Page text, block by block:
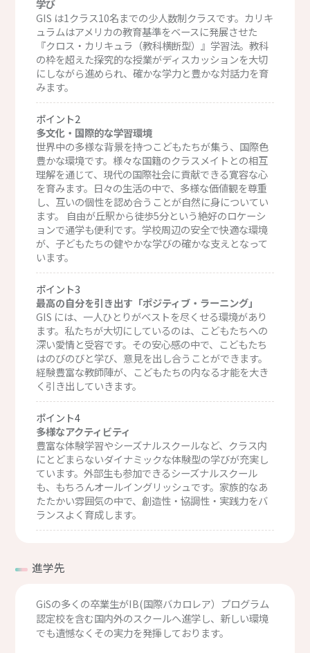
学び
GIS は1クラス10名までの少人数制クラスです。カリキ
ュラムはアメリカの教育基準をベースに発展させた
『クロス・カリキュラ（教科横断型）』学習法。教科
の枠を超えた探究的な授業がディスカッションを大切
にしながら進められ、確かな学力と豊かな対話力を育
みます。
ポイント2
多文化・国際的な学習環境
世界中の多様な背景を持つこどもたちが集う、国際色
豊かな環境です。様々な国籍のクラスメイトとの相互
理解を通じて、現代の国際社会に貢献できる寛容な心
を育みます。日々の生活の中で、多様な価値観を尊重
し、互いの個性を認め合うことが自然に身についてい
ます。 自由が丘駅から徒歩5分という絶好のロケーシ
ョンで通学も便利です。学校周辺の安全で快適な環境
が、子どもたちの健やかな学びの確かな支えとなって
います。
ポイント3
最高の自分を引き出す「ポジティブ・ラーニング」
GIS には、一人ひとりがベストを尽くせる環境があり
ます。私たちが大切にしているのは、こどもたちへの
深い愛情と受容です。その安心感の中で、こどもたち
はのびのびと学び、意見を出し合うことができます。
経験豊富な教師陣が、こどもたちの内なる才能を大き
く引き出していきます。
ポイント4
多様なアクティビティ
豊富な体験学習やシーズナルスクールなど、クラス内
にとどまらないダイナミックな体験型の学びが充実し
ています。外部生も参加できるシーズナルスクール
も、もちろんオールイングリッシュです。家族的なあ
たたかい雰囲気の中で、創造性・協調性・実践力をバ
ランスよく育成します。
進学先
GiSの多くの卒業生がIB(国際バカロレア）プログラム
認定校を含む国内外のスクールへ進学し、新しい環境
でも遺憾なくその実力を発揮しております。